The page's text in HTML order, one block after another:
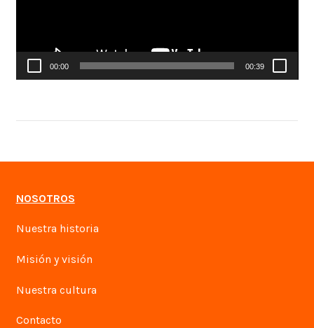
00:00 00:39
NOSOTROS
Nuestra historia
Misión y visión
Nuestra cultura
Contacto